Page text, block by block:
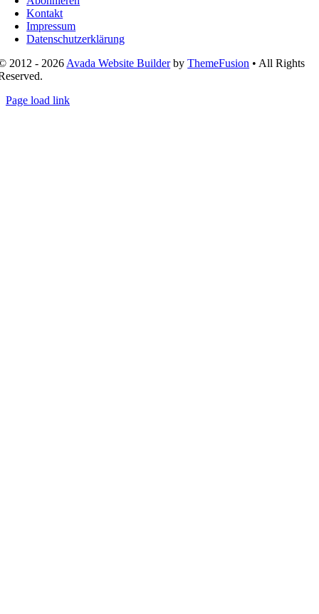
Kontakt
Impressum
Datenschutzerklärung
2012 - 2026 Avada Website BuilderbyThemeFusion • All Rights
Page load link